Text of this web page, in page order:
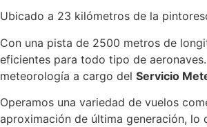
Ubicado a 23 kilómetros de la
Con una pista de 2500 metros de
eficientes para todo tipo de
meteorología a cargo del Servicio
Operamos una variedad de vuelos
aproximación de última generación, lo